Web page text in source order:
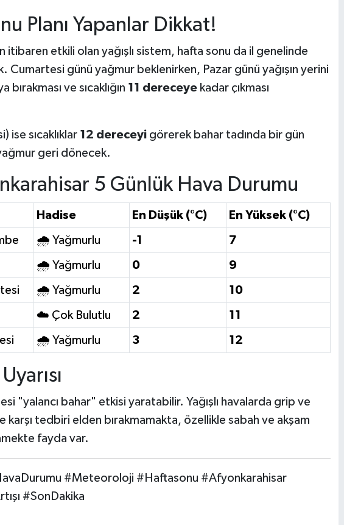
Planı Yapanlar Dikkat!
itibaren etkili olan yağışlı sistem, hafta sonu da il genelinde
Cumartesi günü yağmur beklenirken, Pazar günü yağışın yerini
ve sıcaklığın 11 dereceyekadar çıkması
ise sıcaklıklar 12 dereceyigörerek bahar tadında bir gün
geri dönecek.
5 Günlük Hava Durumu
Hadise En Düşük (°C) En Yüksek (°C)
🌧️ Yağmurlu -1 7
🌧️ Yağmurlu 0 9
🌧️ Yağmurlu 2 10
☁️ Çok Bulutlu 2 11
🌧️ Yağmurlu 3 12
"yalancı bahar" etkisi yaratabilir. Yağışlı havalarda grip ve
karşı tedbiri elden bırakmamakta, özellikle sabah ve akşam
fayda var.
#Meteoroloji #Haftasonu #Afyonkarahisar
#SonDakika